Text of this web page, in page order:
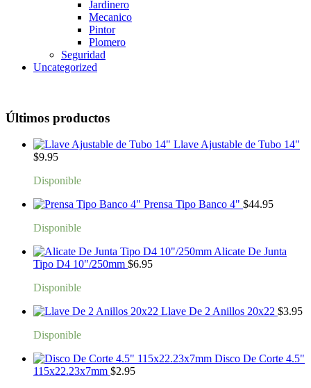
Jardinero
Mecanico
Pintor
Plomero
Seguridad
Uncategorized
Últimos productos
Llave Ajustable de Tubo 14"
$9.95
Disponible
Prensa Tipo Banco 4" $44.95
Disponible
Alicate De Junta
Tipo D4 10"/250mm $6.95
Disponible
Llave De 2 Anillos 20x22 $3.95
Disponible
Disco De Corte 4.5"
115x22.23x7mm $2.95